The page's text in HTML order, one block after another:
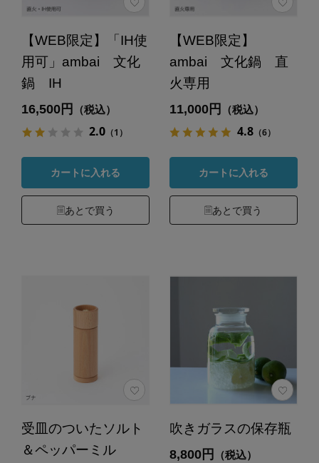
【WEB限定】「IH使
用可」ambai 文化
鍋 IH
16,500円 （税込）
2.0（1）
カートに入れる
あとで買う
【WEB限定】
ambai 文化鍋 直
火専用
11,000円 （税込）
4.8（6）
カートに入れる
あとで買う
受皿のついたソルト
＆ペッパーミル
吹きガラスの保存瓶
8,800円 （税込）